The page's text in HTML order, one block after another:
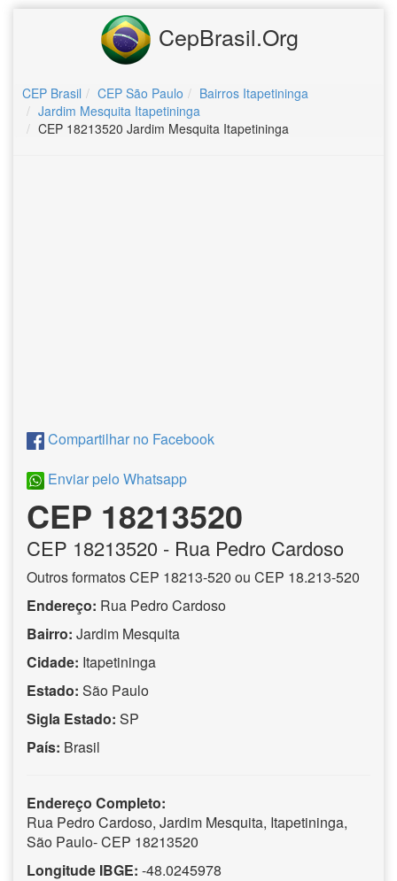
CepBrasil.Org
CEP Brasil CEP São Paulo
Bairros Itapetininga
Jardim Mesquita Itapetininga
CEP 18213520 Jardim Mesquita Itapetininga
Compartilhar no Facebook
Enviar pelo Whatsapp
CEP 18213520
CEP 18213520 - Rua Pedro Cardoso
Outros formatos CEP 18213-520 ou CEP 18.213-520
Endereço: Rua Pedro Cardoso
Bairro: Jardim Mesquita
Cidade: Itapetininga
Estado: São Paulo
Sigla Estado: SP
País: Brasil
Endereço Completo:
Rua Pedro Cardoso, Jardim Mesquita, Itapetininga,
São Paulo- CEP 18213520
Longitude IBGE: -48.0245978